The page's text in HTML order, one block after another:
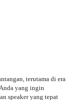
terutama di era
yang ingin
speaker yang tepat